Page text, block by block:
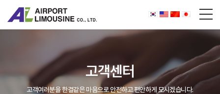
고객센터
고객여러분을 한결같은 마음으로 안전하고 편안하게 모시겠습니다.